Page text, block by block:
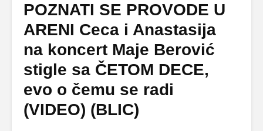
POZNATI SE PROVODE U
ARENI Ceca i Anastasija
na koncert Maje Berović
stigle sa ČETOM DECE,
evo o čemu se radi
(VIDEO) (BLIC)